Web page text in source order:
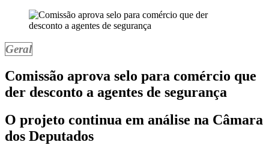
Geral
Comissão aprova selo para comércio que
der desconto a agentes de segurança
O projeto continua em análise na Câmara
dos Deputados